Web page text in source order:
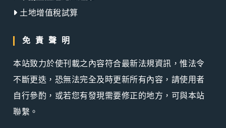
土地增值稅試算
免責聲明
本站致力於使刊載之內容符合最新法規資訊，惟法令
不斷更迭，恐無法完全及時更新所有內容，請使用者
自行參酌，或若您有發現需要修正的地方，可與本站
聯繫。